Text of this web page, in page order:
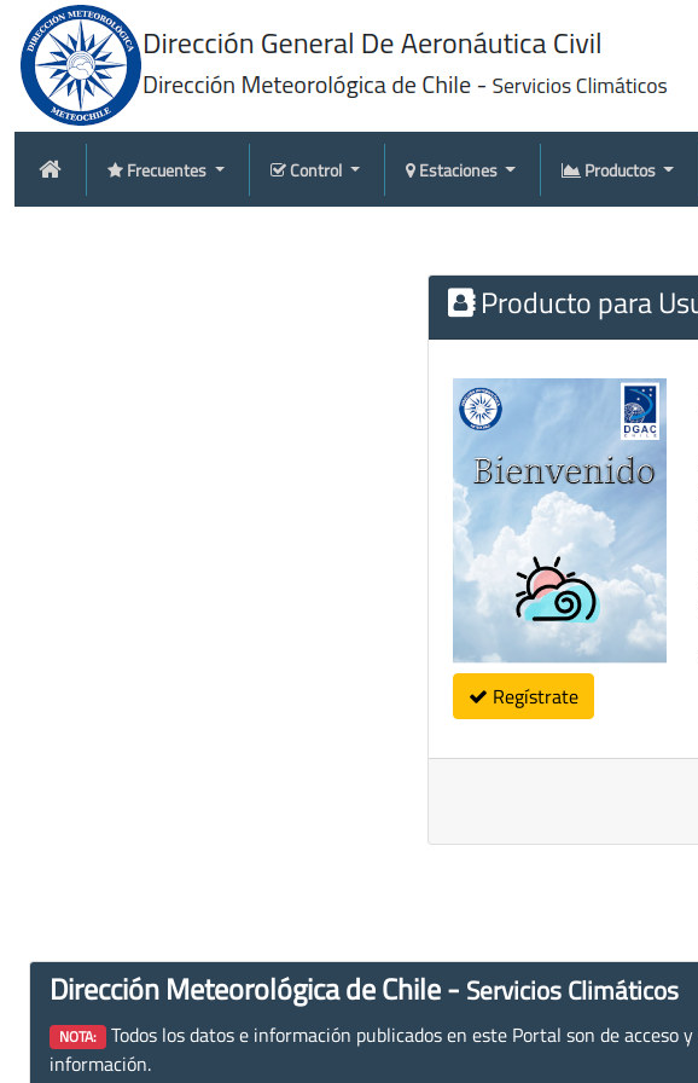
Frecuentes Control Estaciones Productos
Producto para
Regístrate
Dirección Meteorológica de Chile - Servicios Climáticos
NOTA: Todos los datos e información publicados en este Portal son de acceso
información.